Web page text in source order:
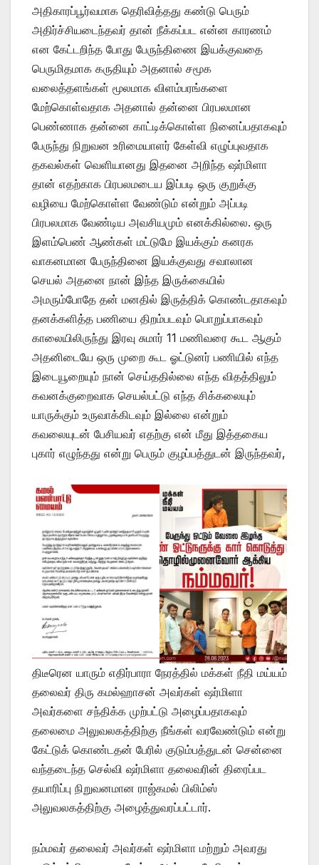
அதிகாரப்பூர்வமாக தெரிவித்தது கண்டு பெரும்
அதிர்ச்சியடைந்தவர் தான் நீக்கப்பட என்ன காரணம்
என கேட்டறிந்த போது பேருந்திணை இயக்குவதை
பெருமிதமாக கருதியும் அதனால் சமூக
வலைத்தளங்கள் மூலமாக விளம்பரங்களை
மேற்கொள்வதாக அதனால் தன்னை பிரபலமான
பெண்ணாக தன்னை காட்டிக்கொள்ள நினைப்பதாகவும்
பேருந்து நிறுவன உரிமையாளர் கேள்வி எழுப்புவதாக
தகவல்கள் வெளியானது இதனை அறிந்த ஷர்மிளா
தான் எதற்காக பிரபலமடைய இப்படி ஒரு குறுக்கு
வழியை மேற்கொள்ள வேண்டும் என்றும் அப்படி
பிரபலமாக வேண்டிய அவசியமும் எனக்கில்லை. ஒரு
இளம்பெண் ஆண்கள் மட்டுமே இயக்கும் கனரக
வாகனமான பேருந்தினை இயக்குவது சவாலான
செயல் அதனை நான் இந்த இருக்கையில்
அமரும்போதே தன் மனதில் இருத்திக் கொண்டதாகவும்
தனக்களித்த பணியை திறம்படவும் பொறுப்பாகவும்
காலையிலிருந்து இரவு சுமார் 11 மணிவரை கூட ஆகும்
அதனிடையே ஒரு முறை கூட ஓட்டுனர் பணியில் எந்த
இடையூறையும் நான் செய்ததில்லை எந்த விதத்திலும்
கவனக்குறைவாக செயல்பட்டு எந்த சிக்கலையும்
யாருக்கும் உருவாக்கிடவும் இல்லை என்றும்
கவலையுடன் பேசியவர் எதற்கு என் மீது இத்தகைய
புகார் எழுந்தது என்று பெரும் குழப்பத்துடன் இருந்தவர்,
திடீரென யாரும் எதிர்பாரா நேரத்தில் மக்கள் நீதி மய்யம்
தலைவர் திரு கமல்ஹாசன் அவர்கள் ஷர்மிளா
அவர்களை சந்திக்க முற்பட்டு அழைப்பதாகவும்
தலைமை அலுவலகத்திற்கு நீங்கள் வரவேண்டும் என்று
கேட்டுக் கொண்டதன் பேரில் குடும்பத்துடன் சென்னை
வந்தடைந்த செல்வி ஷர்மிளா தலைவரின் திரைப்பட
தயாரிப்பு நிறுவனமான ராஜ்கமல் பிலிம்ஸ்
அலுவலகத்திற்கு அழைத்துவரப்பட்டார்.
நம்மவர் தலைவர் அவர்கள் ஷர்மிளா மற்றும் அவரது